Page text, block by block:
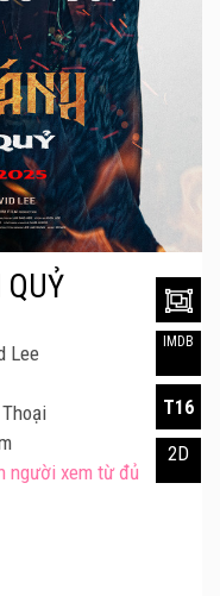
Lee
người xem từ đủ
IMDB
T16
2D